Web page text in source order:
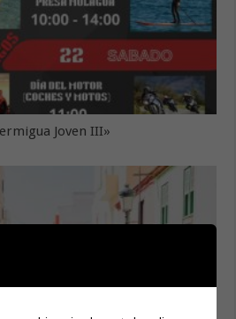
Joven III»